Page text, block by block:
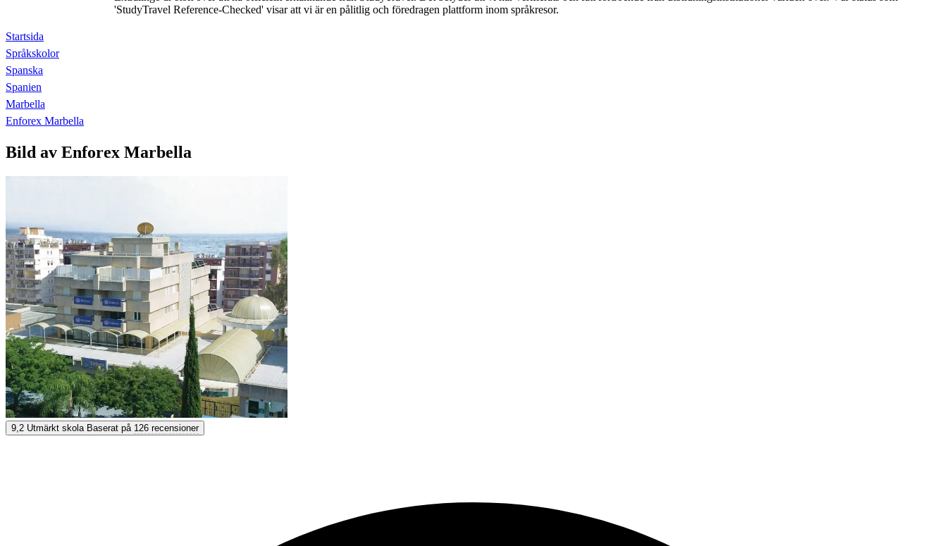
'StudyTravel Reference-Checked' visar att vi är en pålitlig och föredragen plattform inom språkresor.
Startsida
Språkskolor
Spanska
Spanien
Marbella
Enforex Marbella
Bild av Enforex Marbella
Enforex Marbella
9,2 Utmärkt Baserat på 126 recensioner
9,2 Utmärkt skola Baserat på 126 recensioner